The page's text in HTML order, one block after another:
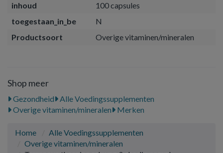
inhoud
100 capsules
toegestaan_in_be
N
Productsoort
Overige vitaminen/mineralen
Shop meer
Gezondheid
Alle Voedingssupplementen
Overige vitaminen/mineralen
Merken
Home
Alle Voedingssupplementen
Overige vitaminen/mineralen